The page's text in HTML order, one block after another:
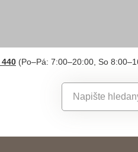
440 (Po–Pá: 7:00–20:00, So